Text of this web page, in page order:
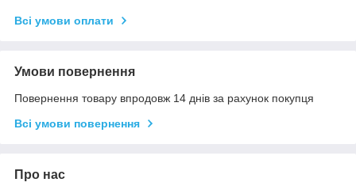
Всі умови оплати
Умови повернення
Повернення товару впродовж 14 днів за рахунок покупця
Всі умови повернення
Про нас